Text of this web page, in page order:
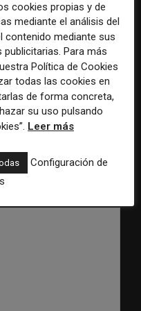
auge definitivo del
otra palanca
fidelizar usuarios
cookies propias y de
mediante el análisis del
contenido mediante sus
Para más
Política de Cookies
todas las cookies en
de forma concreta,
su uso pulsando
Leer más
Configuración de